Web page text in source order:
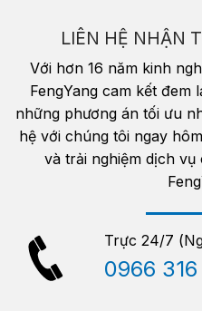
LIÊN HỆ NHẬN
Với hơn 16 năm kinh
FengYang cam kết đem
những phương án tối ưu
hệ với chúng tôi ngay
và trải nghiệm dịch
Trực 24/7
0966